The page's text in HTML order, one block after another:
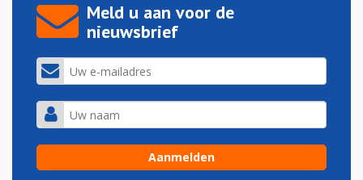
Meld u aan voor de
nieuwsbrief